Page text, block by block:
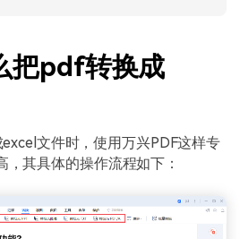
把pdf转换成
文件时，使用万兴PDF这样专
其具体的操作流程如下：